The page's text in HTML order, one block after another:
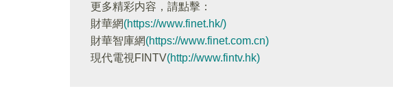
更多精彩内容，請點擊：
財華網(https://www.finet.hk/)
財華智庫網(https://www.finet.com.cn)
現代電視FINTV(http://www.fintv.hk)